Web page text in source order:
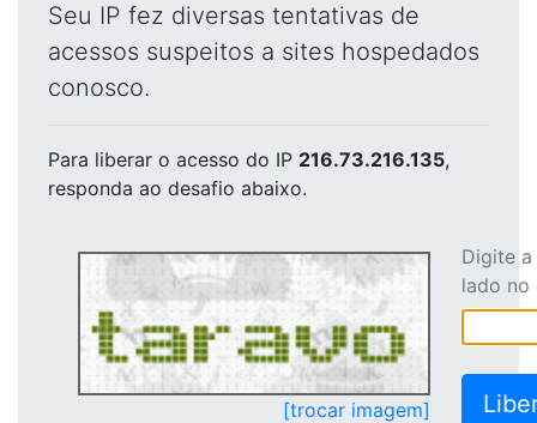
Seu IP fez diversas tentativas de
acessos suspeitos a sites hospedados
conosco.
Para liberar o acesso do IP 216.73.216.135,
responda ao desafio abaixo.
[trocar imagem]
Digite
lado no